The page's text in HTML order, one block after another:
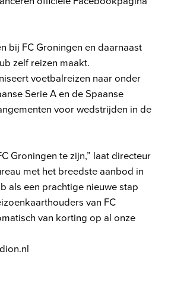
bij FC Groningen en daarnaast
zelf reizen maakt.
voetbalreizen naar onder
Serie A en de Spaanse
voor wedstrijden in de
Groningen te zijn,” laat directeur
met het breedste aanbod in
als een prachtige nieuwe stap
van FC
van korting op al onze